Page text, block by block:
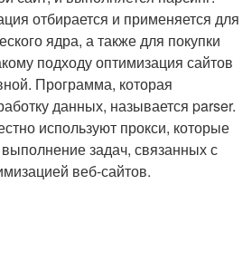
отбирается и применяется для
ядра, а также для покупки
подходу оптимизация сайтов
Программа, которая
данных, называется parser.
используют прокси, которые
задач, связанных с
веб-сайтов.